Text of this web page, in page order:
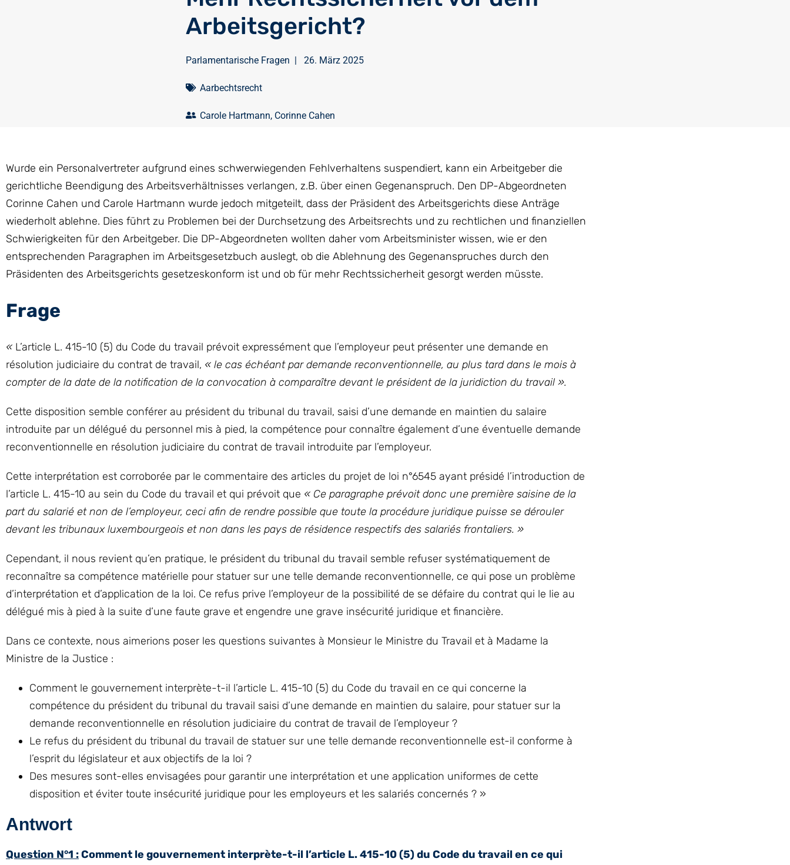
Arbeitsgericht?
Parlamentarische Fragen | 26. März 2025
Aarbechtsrecht
Carole Hartmann, Corinne Cahen
Wurde ein Personalvertreter aufgrund eines schwerwiegenden Fehlverhaltens suspendiert, kann ein Arbeitgeber die
gerichtliche Beendigung des Arbeitsverhältnisses verlangen, z.B. über einen Gegenanspruch. Den DP-Abgeordneten
Corinne Cahen und Carole Hartmann wurde jedoch mitgeteilt, dass der Präsident des Arbeitsgerichts diese Anträge
wiederholt ablehne. Dies führt zu Problemen bei der Durchsetzung des Arbeitsrechts und zu rechtlichen und finanziellen
Schwierigkeiten für den Arbeitgeber. Die DP-Abgeordneten wollten daher vom Arbeitsminister wissen, wie er den
entsprechenden Paragraphen im Arbeitsgesetzbuch auslegt, ob die Ablehnung des Gegenanspruches durch den
Präsidenten des Arbeitsgerichts gesetzeskonform ist und ob für mehr Rechtssicherheit gesorgt werden müsste.
Frage
« L’article L. 415-10 (5) du Code du travail prévoit expressément que l’employeur peut présenter une demande en
résolution judiciaire du contrat de travail, « le cas échéant par demande reconventionnelle, au plus tard dans le mois à
compter de la date de la notification de la convocation à comparaître devant le président de la juridiction du travail ».
Cette disposition semble conférer au président du tribunal du travail, saisi d’une demande en maintien du salaire
introduite par un délégué du personnel mis à pied, la compétence pour connaître également d’une éventuelle demande
reconventionnelle en résolution judiciaire du contrat de travail introduite par l’employeur.
Cette interprétation est corroborée par le commentaire des articles du projet de loi n°6545 ayant présidé l’introduction de
l’article L. 415-10 au sein du Code du travail et qui prévoit que « Ce paragraphe prévoit donc une première saisine de la
part du salarié et non de l’employeur, ceci afin de rendre possible que toute la procédure juridique puisse se dérouler
devant les tribunaux luxembourgeois et non dans les pays de résidence respectifs des salariés frontaliers. »
Cependant, il nous revient qu’en pratique, le président du tribunal du travail semble refuser systématiquement de
reconnaître sa compétence matérielle pour statuer sur une telle demande reconventionnelle, ce qui pose un problème
d’interprétation et d’application de la loi. Ce refus prive l’employeur de la possibilité de se défaire du contrat qui le lie au
délégué mis à pied à la suite d’une faute grave et engendre une grave insécurité juridique et financière.
Dans ce contexte, nous aimerions poser les questions suivantes à Monsieur le Ministre du Travail et à Madame la
Ministre de la Justice :
Comment le gouvernement interprète-t-il l’article L. 415-10 (5) du Code du travail en ce qui concerne la
compétence du président du tribunal du travail saisi d’une demande en maintien du salaire, pour statuer sur la
demande reconventionnelle en résolution judiciaire du contrat de travail de l’employeur ?
Le refus du président du tribunal du travail de statuer sur une telle demande reconventionnelle est-il conforme à
l’esprit du législateur et aux objectifs de la loi ?
Des mesures sont-elles envisagées pour garantir une interprétation et une application uniformes de cette
disposition et éviter toute insécurité juridique pour les employeurs et les salariés concernés ? »
Antwort
Question N°1 :Comment le gouvernement interprète-t-il l’article L. 415-10 (5) du Code du travail en ce qui